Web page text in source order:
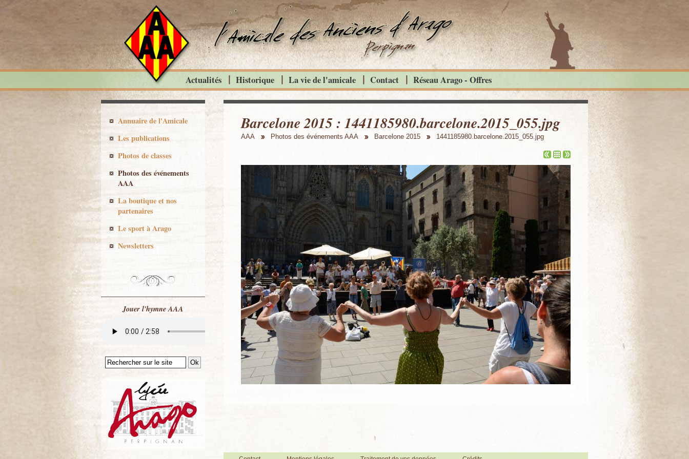
Barcelone 2015 : 1441185980.barcelone.2015_055.jpg
AAA Photos des événements AAA Barcelone 2015 1441185980.barcelone.2015_055.jpg
Actualités Historique La vie de l'amicale Contact Réseau Arago - Offres
Annuaire de l'Amicale
Les publications
Photos de classes
Photos des événements
AAA
La boutique et nos
partenaires
Le sport à Arago
Newsletters
Jouer l'hymne AAA